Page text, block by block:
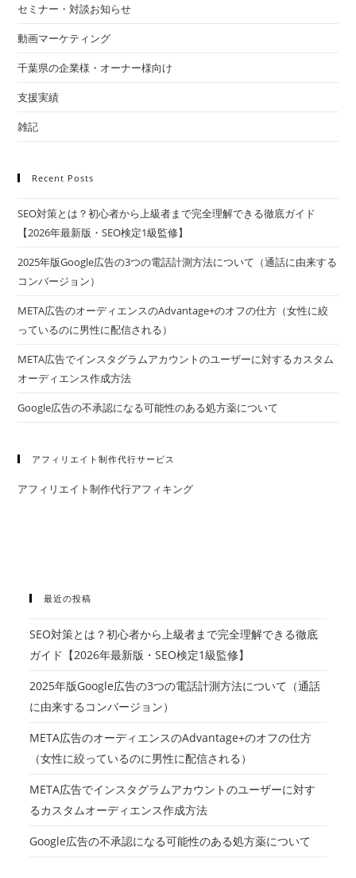
セミナー・対談お知らせ
動画マーケティング
千葉県の企業様・オーナー様向け
支援実績
雑記
Recent Posts
SEO対策とは？初心者から上級者まで完全理解できる徹底ガイド
【2026年最新版・SEO検定1級監修】
2025年版Google広告の3つの電話計測方法について（通話に由来する
コンバージョン）
META広告のオーディエンスのAdvantage+のオフの仕方（女性に絞
っているのに男性に配信される）
META広告でインスタグラムアカウントのユーザーに対するカスタム
オーディエンス作成方法
Google広告の不承認になる可能性のある処方薬について
アフィリエイト制作代行サービス
アフィリエイト制作代行アフィキング
最近の投稿
SEO対策とは？初心者から上級者まで完全理解できる徹底
ガイド【2026年最新版・SEO検定1級監修】
2025年版Google広告の3つの電話計測方法について（通話
に由来するコンバージョン）
META広告のオーディエンスのAdvantage+のオフの仕方
（女性に絞っているのに男性に配信される）
META広告でインスタグラムアカウントのユーザーに対す
るカスタムオーディエンス作成方法
Google広告の不承認になる可能性のある処方薬について